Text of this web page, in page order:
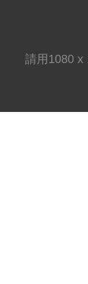
請用1080 x